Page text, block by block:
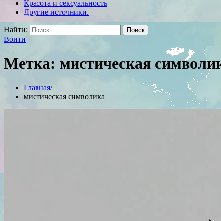
Красота и сексуальность
Другие источники.
Найти:
Войти
Метка: мистическая
Главная
мистическая символика